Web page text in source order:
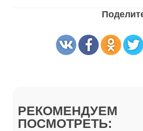
РЕКОМЕНДУЕМ
ПОСМОТРЕТЬ: